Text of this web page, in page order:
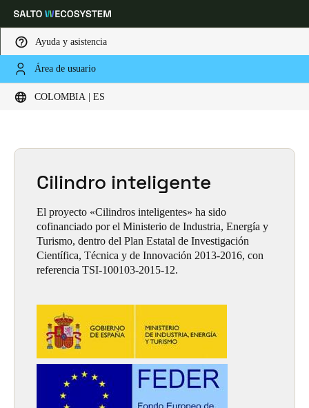
Ayuda y asistencia
Área de usuario
COLOMBIA | ES
Elija su ubicación y configuración de idioma
Colombia |Español
Español
Colombia
Español
Guardar la nueva selección como predeterminada
HOME PROYECTOS DE I+D
Proyectos de I+D
Cilindro inteligente
El proyecto «Cilindros inteligentes» ha sido
cofinanciado por el Ministerio de Industria, Energía y
Turismo, dentro del Plan Estatal de Investigación
Científica, Técnica y de Innovación 2013-2016, con
referencia TSI-100103-2015-12.